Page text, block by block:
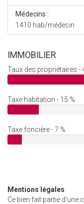
Médecins :
1410 hab/médecin
IMMOBILIER
Taux des propriétaires -
Taxe habitation - 15 %
Taxe foncière - 7 %
Mentions légales
Ce bien fait partie d'une